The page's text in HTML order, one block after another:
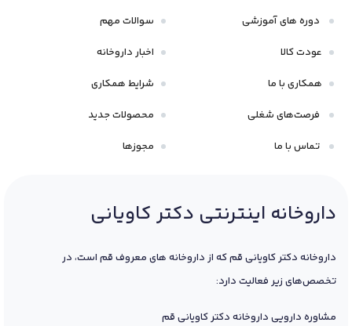
دوره های آموزشی
عودت کالا
همکاری با ما
فرصت‌های شغلی
تماس با ما
سوالات مهم
اخبار داروخانه
شرایط همکاری
محصولات جدید
مجوزها
داروخانه اینترنتی دکتر کاویانی
داروخانه دکتر کاویانی قم که از داروخانه های معروف قم است، در
تخصص‌های زیر فعالیت دارد:
مشاوره دارویی داروخانه دکتر کاویانی قم